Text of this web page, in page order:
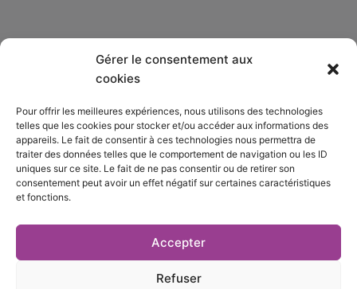
Gérer le consentement aux
cookies
Pour offrir les meilleures expériences, nous utilisons des technologies
telles que les cookies pour stocker et/ou accéder aux informations des
appareils. Le fait de consentir à ces technologies nous permettra de
traiter des données telles que le comportement de navigation ou les ID
uniques sur ce site. Le fait de ne pas consentir ou de retirer son
consentement peut avoir un effet négatif sur certaines caractéristiques
et fonctions.
Accepter
Refuser
Qui sommes-nous ?
S’abonner
Mentions Légales
Nous contacter
S’inscrire à la newsletter